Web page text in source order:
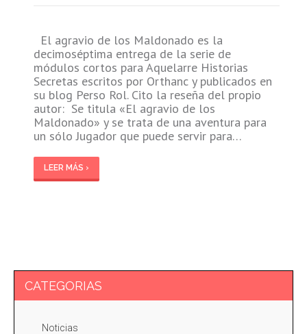
El agravio de los Maldonado es la
decimoséptima entrega de la serie de
módulos cortos para Aquelarre Historias
Secretas escritos por Orthanc y publicados en
su blog Perso Rol. Cito la reseña del propio
autor: Se titula «El agravio de los
Maldonado» y se trata de una aventura para
un sólo Jugador que puede servir para…
LEER MÁS ›
CATEGORIAS
Noticias